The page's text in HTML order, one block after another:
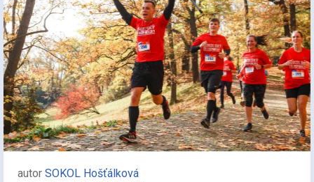
autor SOKOL Hošťálková